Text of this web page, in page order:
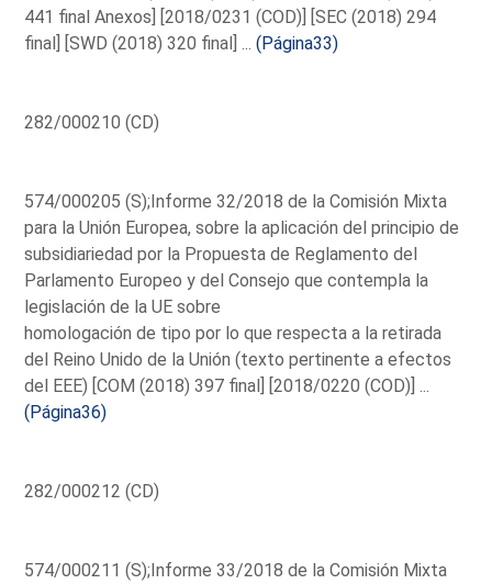
441 final Anexos] [2018/0231 (COD)] [SEC (2018) 294
final] [SWD (2018) 320 final] ...(Página33)
282/000210 (CD)
574/000205 (S);Informe 32/2018 de la Comisión Mixta
para la Unión Europea, sobre la aplicación del principio de
subsidiariedad por la Propuesta de Reglamento del
Parlamento Europeo y del Consejo que contempla la
legislación de la UE sobre
homologación de tipo por lo que respecta a la retirada
del Reino Unido de la Unión (texto pertinente a efectos
del EEE) [COM (2018) 397 final] [2018/0220 (COD)] ...
(Página36)
282/000212 (CD)
574/000211 (S);Informe 33/2018 de la Comisión Mixta